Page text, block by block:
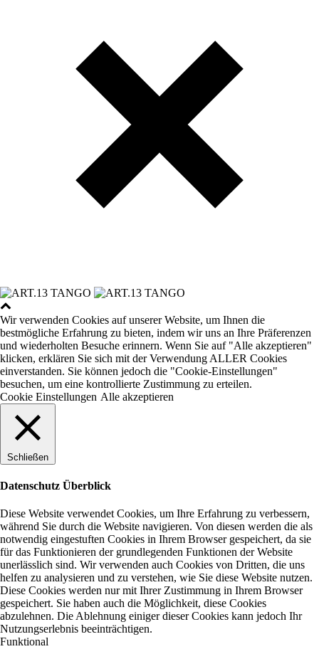
Wir verwenden Cookies auf unserer Website, um Ihnen die
bestmögliche Erfahrung zu bieten, indem wir uns an Ihre Präferenzen
und wiederholten Besuche erinnern. Wenn Sie auf "Alle akzeptieren"
klicken, erklären Sie sich mit der Verwendung ALLER Cookies
einverstanden. Sie können jedoch die "Cookie-Einstellungen"
besuchen, um eine kontrollierte Zustimmung zu erteilen.
Cookie Einstellungen Alle akzeptieren
Schließen
Datenschutz Überblick
Diese Website verwendet Cookies, um Ihre Erfahrung zu verbessern,
während Sie durch die Website navigieren. Von diesen werden die als
notwendig eingestuften Cookies in Ihrem Browser gespeichert, da sie
für das Funktionieren der grundlegenden Funktionen der Website
unerlässlich sind. Wir verwenden auch Cookies von Dritten, die uns
helfen zu analysieren und zu verstehen, wie Sie diese Website nutzen.
Diese Cookies werden nur mit Ihrer Zustimmung in Ihrem Browser
gespeichert. Sie haben auch die Möglichkeit, diese Cookies
abzulehnen. Die Ablehnung einiger dieser Cookies kann jedoch Ihr
Nutzungserlebnis beeinträchtigen.
Funktional